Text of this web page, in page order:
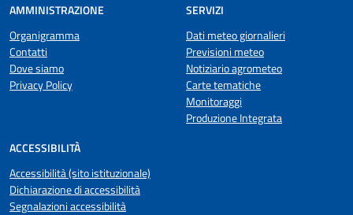
AMMINISTRAZIONE
Organigramma
Contatti
Dove siamo
Privacy Policy
SERVIZI
Dati meteo giornalieri
Previsioni meteo
Notiziario agrometeo
Carte tematiche
Monitoraggi
Produzione Integrata
ACCESSIBILITÀ
Accessibilità (sito istituzionale)
Dichiarazione di accessibilità
Segnalazioni accessibilità